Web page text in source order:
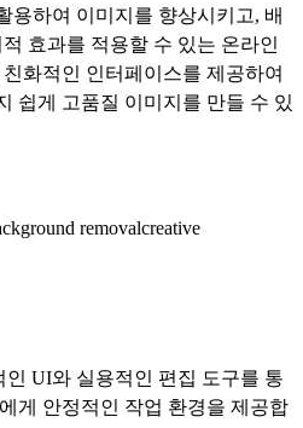
용하여 이미지를 향상시키고, 배
효과를 적용할 수 있는 온라인
화적인 인터페이스를 제공하여
쉽게 고품질 이미지를 만들 수 있
removalcreative
UI와 실용적인 편집 도구를 통
게 안정적인 작업 환경을 제공합